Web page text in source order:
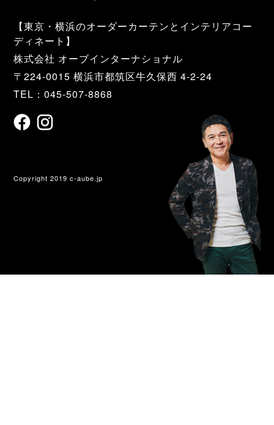
【東京・横浜のオーダーカーテンとインテリアコー
ディネート】
株式会社 オーブインターナショナル
〒224-0015 横浜市都筑区牛久保西 4-2-24
TEL：045-507-8868
Copyright 2019 c-aube.jp